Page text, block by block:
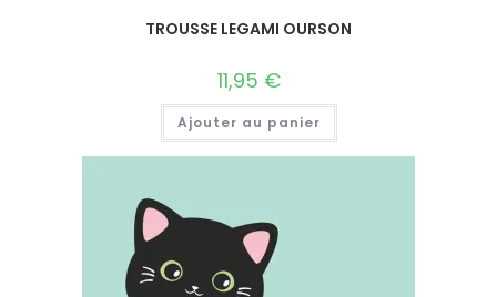
TROUSSE LEGAMI OURSON
11,95 €
Ajouter au panier